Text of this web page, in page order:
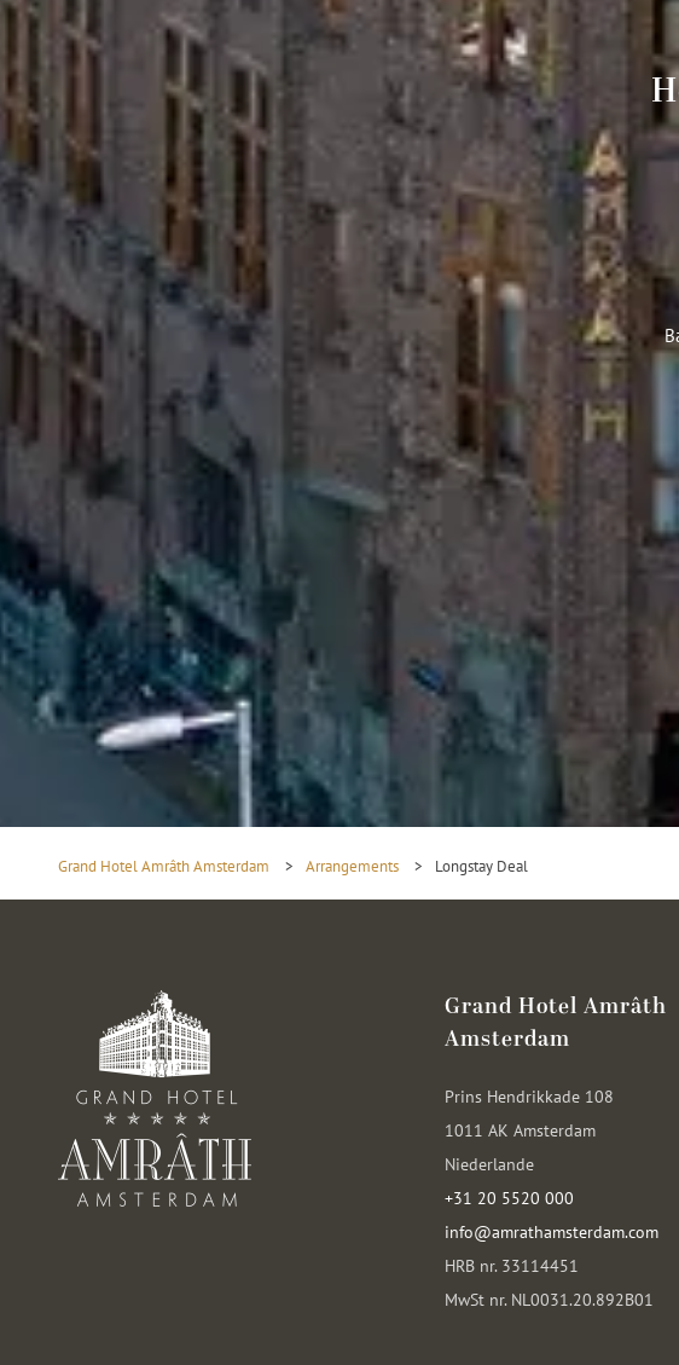
Grand Hotel Amrâth Amsterdam > Arrangements > Longstay Deal
Grand Hotel Amrâth
Amsterdam
Prins Hendrikkade 108
1011 AK Amsterdam
Niederlande
+31 20 5520 000
info@amrathamsterdam.com
HRB nr. 33114451
MwSt nr. NL0031.20.892B01